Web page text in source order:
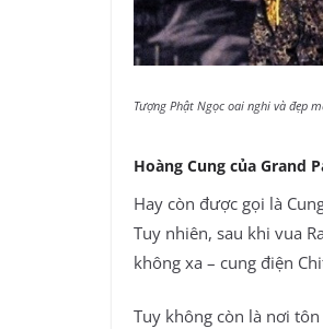
Tượng Phật Ngọc oai nghi và đẹp
Hoàng Cung của Grand
Hay còn được gọi là
Tuy nhiên, sau khi vua
không xa – cung điện
Tuy không còn là nơi